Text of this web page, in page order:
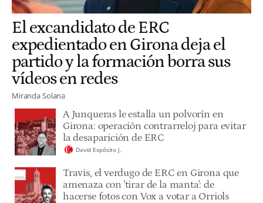
El excandidato de ERC
expedientado en Girona deja el
partido y la formación borra sus
vídeos en redes
Miranda Solana
A Junqueras le estalla un polvorín en
Girona: operación contrarreloj para evitar
la desaparición de ERC
David Expósito J.
Travis, el verdugo de ERC en Girona que
amenaza con 'tirar de la manta': de
hacerse fotos con Vox a votar a Orriols